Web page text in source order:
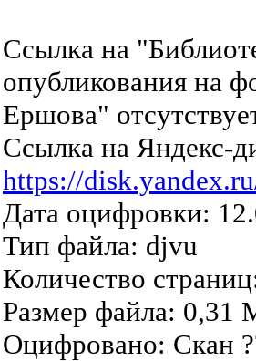
Ссылка на
опубликования на
Ершова"
Ссылка на Яндекс-
https://
Дата оцифровки:
Тип файла: djvu
Количество
Размер файла: 0,31
Оцифровано: Скан